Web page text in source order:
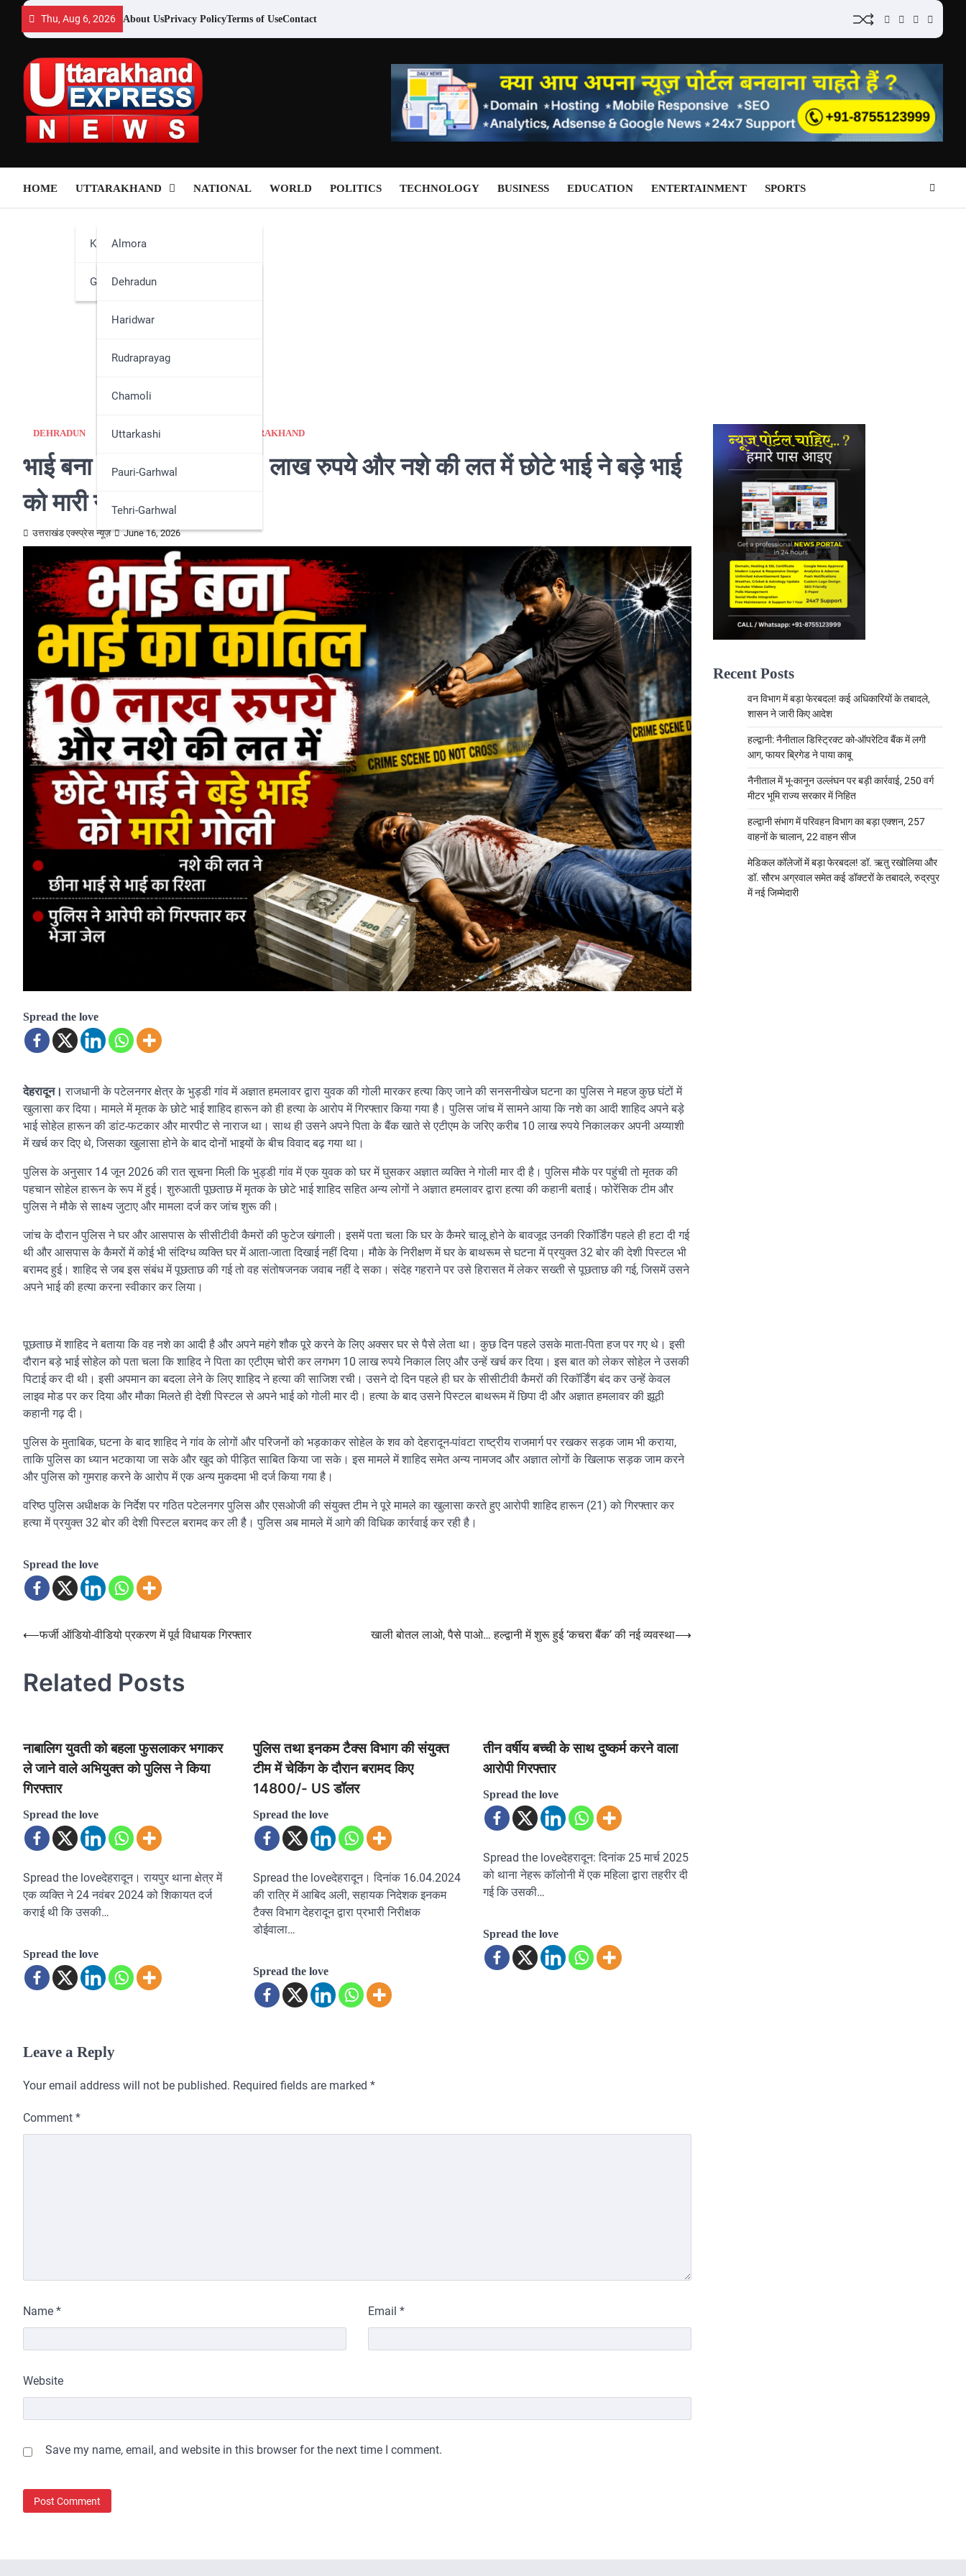
content
Thu, Aug 6, 2026 About UsPrivacy PolicyTerms of UseContact
YouTube
Instagram
Facebook
HOME UTTARAKHAND
KumaunAlmora
Bageshwar
Champawat
Nainital
Pithoragarh
Udham Singh Nagar
GarhwalDehradun
Haridwar
Rudraprayag
Chamoli
Uttarkashi
Pauri-Garhwal
Tehri-Garhwal
NATIONAL WORLD POLITICS TECHNOLOGY BUSINESS EDUCATION ENTERTAINMENT SPORTS
DEHRADUN GARHWAL UTTARAKHAND
भाई बना भाई का कातिल, 10 लाख रुपये और नशे की लत में छोटे भाई ने बड़े भाई
को मारी गोली
उत्तराखंड एक्स्प्रेस न्यूज़ June 16, 2026
Spread the love
देहरादून।राजधानी के पटेलनगर क्षेत्र के भुड्डी गांव में अज्ञात हमलावर द्वारा युवक की गोली मारकर हत्या किए जाने की सनसनीखेज घटना का पुलिस ने महज कुछ घंटों में
खुलासा कर दिया। मामले में मृतक के छोटे भाई शाहिद हारून को ही हत्या के आरोप में गिरफ्तार किया गया है। पुलिस जांच में सामने आया कि नशे का आदी शाहिद अपने बड़े
भाई सोहेल हारून की डांट-फटकार और मारपीट से नाराज था। साथ ही उसने अपने पिता के बैंक खाते से एटीएम के जरिए करीब 10 लाख रुपये निकालकर अपनी अय्याशी
में खर्च कर दिए थे, जिसका खुलासा होने के बाद दोनों भाइयों के बीच विवाद बढ़ गया था।
पुलिस के अनुसार 14 जून 2026 की रात सूचना मिली कि भुड्डी गांव में एक युवक को घर में घुसकर अज्ञात व्यक्ति ने गोली मार दी है। पुलिस मौके पर पहुंची तो मृतक की
पहचान सोहेल हारून के रूप में हुई। शुरुआती पूछताछ में मृतक के छोटे भाई शाहिद सहित अन्य लोगों ने अज्ञात हमलावर द्वारा हत्या की कहानी बताई। फोरेंसिक टीम और
पुलिस ने मौके से साक्ष्य जुटाए और मामला दर्ज कर जांच शुरू की।
जांच के दौरान पुलिस ने घर और आसपास के सीसीटीवी कैमरों की फुटेज खंगाली। इसमें पता चला कि घर के कैमरे चालू होने के बावजूद उनकी रिकॉर्डिंग पहले ही हटा दी गई
थी और आसपास के कैमरों में कोई भी संदिग्ध व्यक्ति घर में आता-जाता दिखाई नहीं दिया। मौके के निरीक्षण में घर के बाथरूम से घटना में प्रयुक्त 32 बोर की देशी पिस्टल भी
बरामद हुई। शाहिद से जब इस संबंध में पूछताछ की गई तो वह संतोषजनक जवाब नहीं दे सका। संदेह गहराने पर उसे हिरासत में लेकर सख्ती से पूछताछ की गई, जिसमें उसने
अपने भाई की हत्या करना स्वीकार कर लिया।
पूछताछ में शाहिद ने बताया कि वह नशे का आदी है और अपने महंगे शौक पूरे करने के लिए अक्सर घर से पैसे लेता था। कुछ दिन पहले उसके माता-पिता हज पर गए थे। इसी
दौरान बड़े भाई सोहेल को पता चला कि शाहिद ने पिता का एटीएम चोरी कर लगभग 10 लाख रुपये निकाल लिए और उन्हें खर्च कर दिया। इस बात को लेकर सोहेल ने उसकी
पिटाई कर दी थी। इसी अपमान का बदला लेने के लिए शाहिद ने हत्या की साजिश रची। उसने दो दिन पहले ही घर के सीसीटीवी कैमरों की रिकॉर्डिंग बंद कर उन्हें केवल
लाइव मोड पर कर दिया और मौका मिलते ही देशी पिस्टल से अपने भाई को गोली मार दी। हत्या के बाद उसने पिस्टल बाथरूम में छिपा दी और अज्ञात हमलावर की झूठी
कहानी गढ़ दी।
पुलिस के मुताबिक, घटना के बाद शाहिद ने गांव के लोगों और परिजनों को भड़काकर सोहेल के शव को देहरादून-पांवटा राष्ट्रीय राजमार्ग पर रखकर सड़क जाम भी कराया,
ताकि पुलिस का ध्यान भटकाया जा सके और खुद को पीड़ित साबित किया जा सके। इस मामले में शाहिद समेत अन्य नामजद और अज्ञात लोगों के खिलाफ सड़क जाम करने
और पुलिस को गुमराह करने के आरोप में एक अन्य मुकदमा भी दर्ज किया गया है।
वरिष्ठ पुलिस अधीक्षक के निर्देश पर गठित पटेलनगर पुलिस और एसओजी की संयुक्त टीम ने पूरे मामले का खुलासा करते हुए आरोपी शाहिद हारून (21) को गिरफ्तार कर
हत्या में प्रयुक्त 32 बोर की देशी पिस्टल बरामद कर ली है। पुलिस अब मामले में आगे की विधिक कार्रवाई कर रही है।
Spread the love
Post
⟵फर्जी ऑडियो-वीडियो प्रकरण में पूर्व विधायक गिरफ्तार खाली बोतल लाओ, पैसे पाओ… हल्द्वानी में शुरू हुई ‘कचरा बैंक’ की नई व्यवस्था⟶
Related Posts
नाबालिग युवती को बहला फुसलाकर भगाकर
ले जाने वाले अभियुक्त को पुलिस ने किया
गिरफ्तार
Spread the love
Spread the loveदेहरादून। रायपुर थाना क्षेत्र में
एक व्यक्ति ने 24 नवंबर 2024 को शिकायत दर्ज
कराई थी कि उसकी…
Spread the love
पुलिस तथा इनकम टैक्स विभाग की संयुक्त
टीम में चेकिंग के दौरान बरामद किए
14800/- US डॉलर
Spread the love
Spread the loveदेहरादून। दिनांक 16.04.2024
की रात्रि में आबिद अली, सहायक निदेशक इनकम
टैक्स विभाग देहरादून द्वारा प्रभारी निरीक्षक
डोईवाला…
Spread the love
तीन वर्षीय बच्ची के साथ दुष्कर्म करने वाला
आरोपी गिरफ्तार
Spread the love
Spread the loveदेहरादून: दिनांक 25 मार्च 2025
को थाना नेहरू कॉलोनी में एक महिला द्वारा तहरीर दी
गई कि उसकी…
Spread the love
Leave a Reply
Your email address will not be published. Required fields are marked *
Comment *
Name * Email *
Website
Save my name, email, and website in this browser for the next time I comment.
Recent Posts
वन विभाग में बड़ा फेरबदल! कई अधिकारियों के तबादले,
शासन ने जारी किए आदेश
हल्द्वानी: नैनीताल डिस्ट्रिक्ट को-ऑपरेटिव बैंक में लगी
आग, फायर ब्रिगेड ने पाया काबू
नैनीताल में भू-कानून उल्लंघन पर बड़ी कार्रवाई, 250 वर्ग
मीटर भूमि राज्य सरकार में निहित
हल्द्वानी संभाग में परिवहन विभाग का बड़ा एक्शन, 257
वाहनों के चालान, 22 वाहन सीज
मेडिकल कॉलेजों में बड़ा फेरबदल! डॉ. ऋतु रखोलिया और
डॉ. सौरभ अग्रवाल समेत कई डॉक्टरों के तबादले, रुद्रपुर
में नई जिम्मेदारी